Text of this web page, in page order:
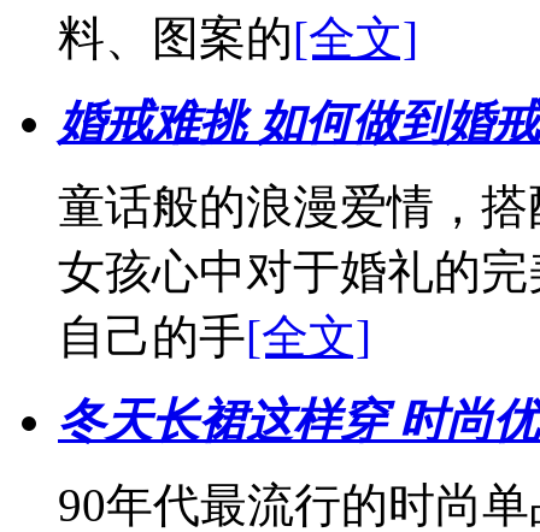
料、图案的[全文]
婚戒难挑 如何做到婚
童话般的浪漫爱情，
女孩心中对于婚礼的
自己的手[全文]
冬天长裙这样穿 时尚
90年代最流行的时尚